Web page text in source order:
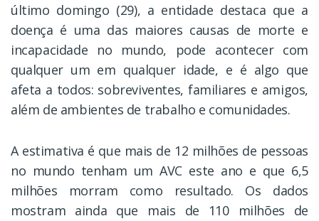
último domingo (29), a entidade destaca que a
doença é uma das maiores causas de morte e
incapacidade no mundo, pode acontecer com
qualquer um em qualquer idade, e é algo que
afeta a todos: sobreviventes, familiares e amigos,
além de ambientes de trabalho e comunidades.
A estimativa é que mais de 12 milhões de pessoas
no mundo tenham um AVC este ano e que 6,5
milhões morram como resultado. Os dados
mostram ainda que mais de 110 milhões de